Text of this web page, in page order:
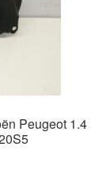
Peugeot 1.4